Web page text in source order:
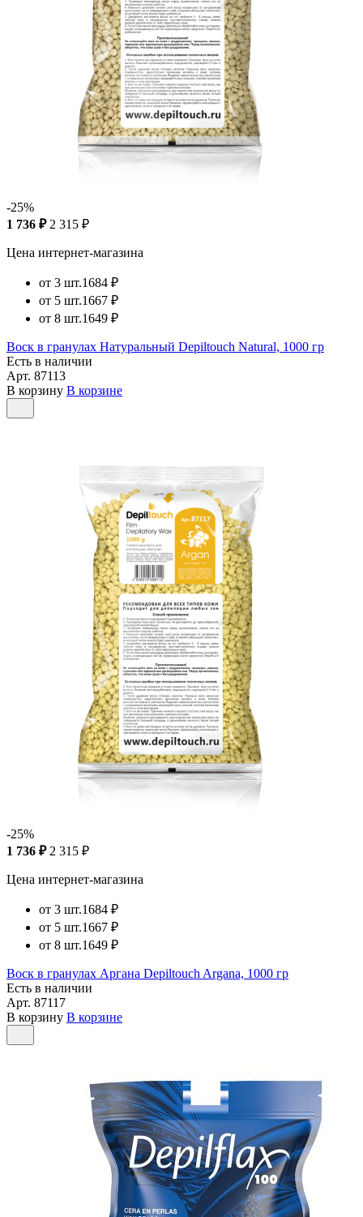
-25%
1 736 ₽ 2 315 ₽
Цена интернет-магазина
от 3 шт.1684 ₽
от 5 шт.1667 ₽
от 8 шт.1649 ₽
Воск в гранулах Натуральный Depiltouch Natural, 1000 гр
Есть в наличии
Арт. 87113
В корзину В корзине
-25%
1 736 ₽ 2 315 ₽
Цена интернет-магазина
от 3 шт.1684 ₽
от 5 шт.1667 ₽
от 8 шт.1649 ₽
Воск в гранулах Аргана Depiltouch Argana, 1000 гр
Есть в наличии
Арт. 87117
В корзину В корзине